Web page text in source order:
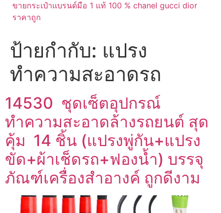
ขายกระเป๋าแบรนด์มือ 1 แท้ 100 % chanel gucci dior
ราคาถูก
ป้ายกำกับ: แปรง
ทำความสะอาดรถ
14530 ชุดเซ็ตอุปกรณ์
ทำความสะอาดล้างรถยนต์ สุด
คุ้ม 14 ชิ้น (แปรงพู่กัน+แปรง
ขัด+ผ้าเช็ดรถ+ฟองน้ำ) บรรจุ
ภัณฑ์เครื่องสำอางค์ ถูกดีงาม